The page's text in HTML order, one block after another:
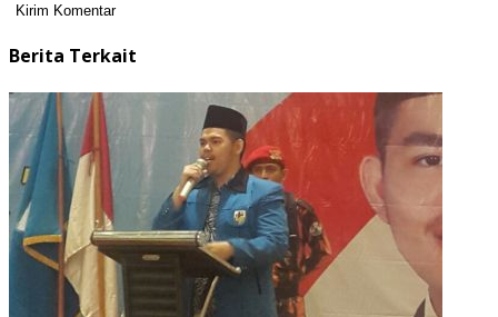
Berita Terkait